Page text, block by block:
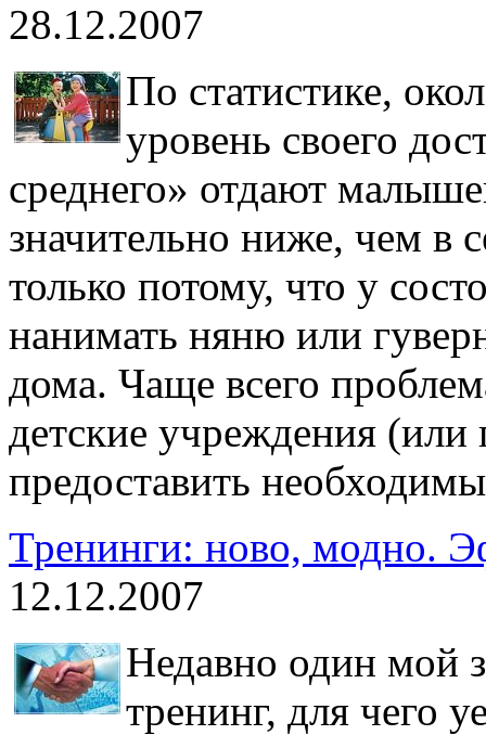
28.12.2007
По статистике,
уровень своего
среднего» отдают
значительно ниже, чем в
только потому, что у
нанимать няню или
дома. Чаще всего
детские учреждения
предоставить
Тренинги: ново, модно.
12.12.2007
Недавно один мой
тренинг, для чего